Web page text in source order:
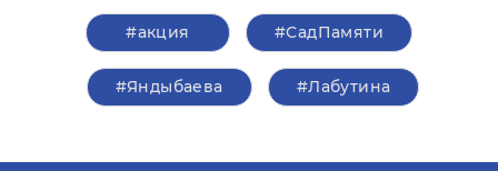
#акция #СадПамяти
#Яндыбаева #Лабутина